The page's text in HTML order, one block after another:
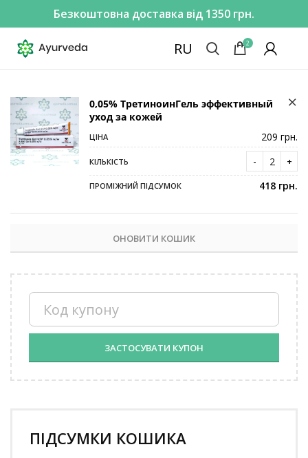
Безкоштовна доставка від 1350 грн.
RU 2
0,05% ТретиноинГель эффективный
уход за кожей
209 грн.
418 грн.
ЗАСТОСУВАТИ КУПОН
ОНОВИТИ КОШИК
ПІДСУМКИ КОШИКА